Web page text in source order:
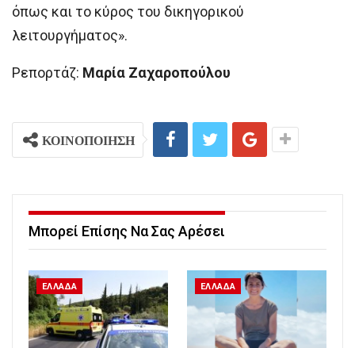
όπως και το κύρος του δικηγορικού
λειτουργήματος».
Ρεπορτάζ: Μαρία Ζαχαροπούλου
ΚΟΙΝΟΠΟΙΗΣΗ
Μπορεί Επίσης Να Σας Αρέσει
ΕΛΛΑΔΑ ΕΛΛΑΔΑ